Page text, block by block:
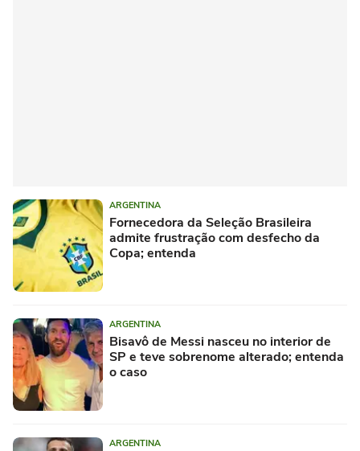
ARGENTINA
Fornecedora da Seleção Brasileira
admite frustração com desfecho da
Copa; entenda
ARGENTINA
Bisavô de Messi nasceu no interior de
SP e teve sobrenome alterado; entenda
o caso
ARGENTINA